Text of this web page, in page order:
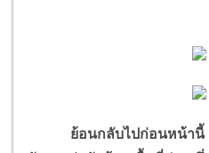
ย้อนกลับไปก่อนหน้านี้ “สั